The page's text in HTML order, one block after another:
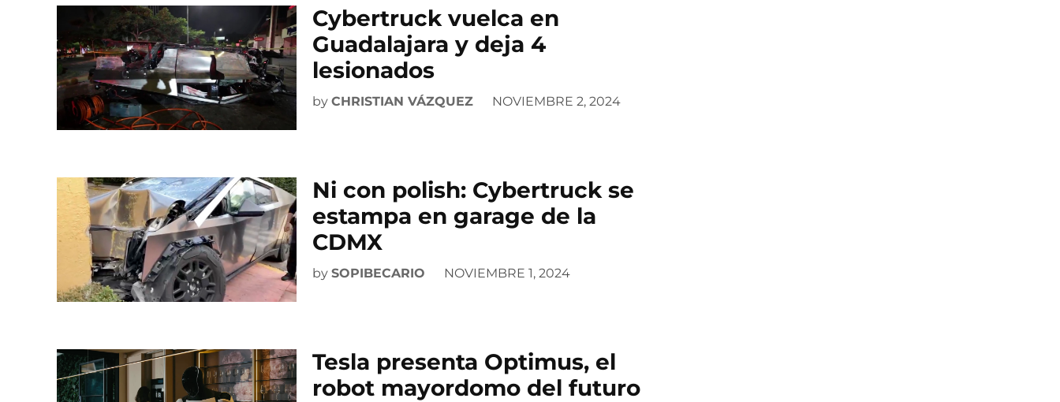
Cybertruck vuelca en
Guadalajara y deja 4
lesionados
by CHRISTIAN VÁZQUEZ NOVIEMBRE 2, 2024
Ni con polish: Cybertruck se
estampa en garage de la
CDMX
by SOPIBECARIO NOVIEMBRE 1, 2024
Tesla presenta Optimus, el
robot mayordomo del futuro